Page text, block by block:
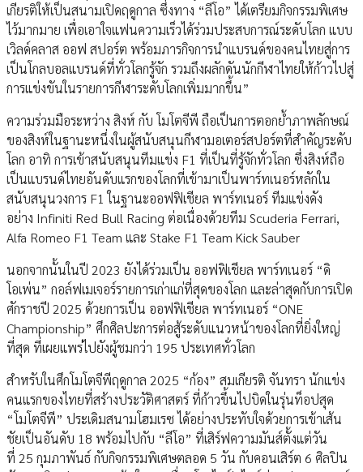
เกียรติให้เป็นสนามเปิดฤดูกาล ซึ่งทาง “ลีโอ” ได้เตรียมกิจกรรมพิเศษ
ไว้มากมาย เพื่อเอาใจแฟนความเร็วได้ร่วมประสบการณ์ระดับโลก แบบ
เวิลด์คลาส ออฟ สปอร์ต พร้อมภารกิจการนำแบรนด์ของคนไทยสู่การ
เป็นโกลบอลแบรนด์ที่ทั่วโลกรู้จัก รวมถึงผลักดันนักกีฬาไทยให้ก้าวไปสู่
การแข่งขันในรายการกีฬาระดับโลกเพิ่มมากขึ้น”
ความร่วมมือระหว่าง สิงห์ กับ โมโตจีพี ถือเป็นการตอกย้ำภาพลักษณ์
ของสิงห์ในฐานะหนึ่งในผู้สนับสนุนกีฬามอเตอร์สปอร์ตที่สำคัญระดับ
โลก อาทิ การเข้าสนับสนุนทีมแข่ง F1 ที่เป็นที่รู้จักทั่วโลก ซึ่งสิงห์ถือ
เป็นแบรนด์ไทยอันดับแรกของโลกที่เข้ามาเป็นพาร์ทเนอร์หลักใน
สนับสนุนวงการ F1 ในฐานะออฟฟิเชียล พาร์ทเนอร์ ทีมแข่งดัง
อย่าง Infiniti Red Bull Racing ต่อเนื่องด้วยทีม Scuderia Ferrari,
Alfa Romeo F1 Team และ Stake F1 Team Kick Sauber
นอกจากนั้นในปี 2023 ยังได้ร่วมเป็น ออฟฟิเชียล พาร์ทเนอร์ “ดิ
โอเพ่น” กอล์ฟเมเจอร์รายการเก่าแก่ที่สุดของโลก และล่าสุดกับการเปิด
ศักราชปี 2025 ด้วยการเป็น ออฟฟิเชียล พาร์ทเนอร์ “ONE
Championship” ศึกศิลปะการต่อสู้ระดับแนวหน้าของโลกที่ยิ่งใหญ่
ที่สุด ที่เผยแพร่ไปยังผู้ชมกว่า 195 ประเทศทั่วโลก
สำหรับในศึกโมโตจีพีฤดูกาล 2025 “ก้อง” สมเกียรติ จันทรา นักแข่ง
คนแรกของไทยที่สร้างประวัติศาสตร์ ที่ก้าวขึ้นไปบิดในรุ่นท็อปสุด
“โมโตจีพี” ประเดิมสนามโฮมเรซ ได้อย่างประทับใจด้วยการเข้าเส้น
ชัยเป็นอันดับ 18 พร้อมไปกับ “ลีโอ” ที่เสิร์ฟความมันส์ตั้งแต่วัน
ที่ 25 กุมภาพันธ์ กับกิจกรรมพิเศษตลอด 5 วัน กับคอนเสิร์ต 6 ศิลปิน